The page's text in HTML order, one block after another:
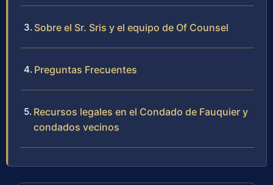
Sobre el Sr. Sris y el equipo de Of Counsel
Preguntas Frecuentes
Recursos legales en el Condado de Fauquier y
condados vecinos